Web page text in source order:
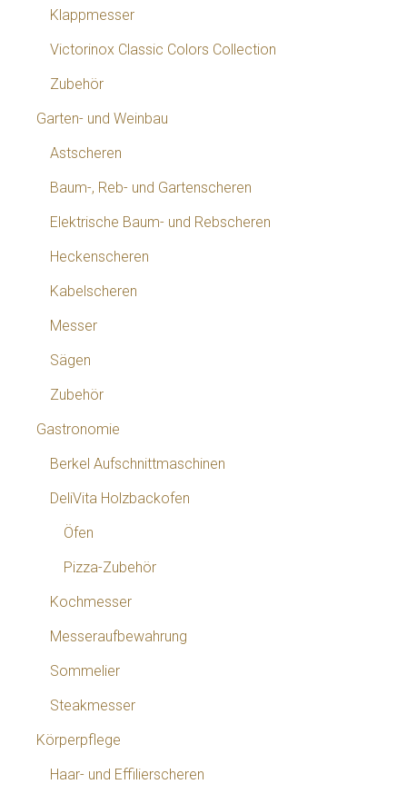
Klappmesser
Victorinox Classic Colors Collection
Zubehör
Garten- und Weinbau
Astscheren
Baum-, Reb- und Gartenscheren
Elektrische Baum- und Rebscheren
Heckenscheren
Kabelscheren
Messer
Sägen
Zubehör
Gastronomie
Berkel Aufschnittmaschinen
DeliVita Holzbackofen
Öfen
Pizza-Zubehör
Kochmesser
Messeraufbewahrung
Sommelier
Steakmesser
Körperpflege
Haar- und Effilierscheren